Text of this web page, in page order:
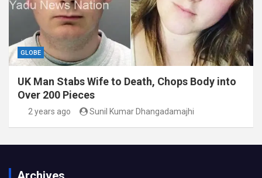
GLOBE
UK Man Stabs Wife to Death, Chops Body into
Over 200 Pieces
2 years ago Sunil Kumar Dhangadamajhi